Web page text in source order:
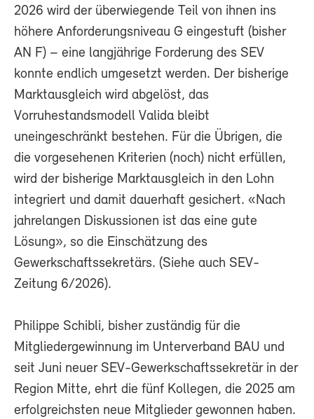
2026 wird der überwiegende Teil von ihnen ins
höhere Anforderungsniveau G eingestuft (bisher
AN F) – eine langjährige Forderung des SEV
konnte endlich umgesetzt werden. Der bisherige
Marktausgleich wird abgelöst, das
Vorruhestandsmodell Valida bleibt
uneingeschränkt bestehen. Für die Übrigen, die
die vorgesehenen Kriterien (noch) nicht erfüllen,
wird der bisherige Marktausgleich in den Lohn
integriert und damit dauerhaft gesichert. «Nach
jahrelangen Diskussionen ist das eine gute
Lösung», so die Einschätzung des
Gewerkschaftssekretärs. (Siehe auch SEV-
Zeitung 6/2026).
Philippe Schibli, bisher zuständig für die
Mitgliedergewinnung im Unterverband BAU und
seit Juni neuer SEV-Gewerkschaftssekretär in der
Region Mitte, ehrt die fünf Kollegen, die 2025 am
erfolgreichsten neue Mitglieder gewonnen haben.